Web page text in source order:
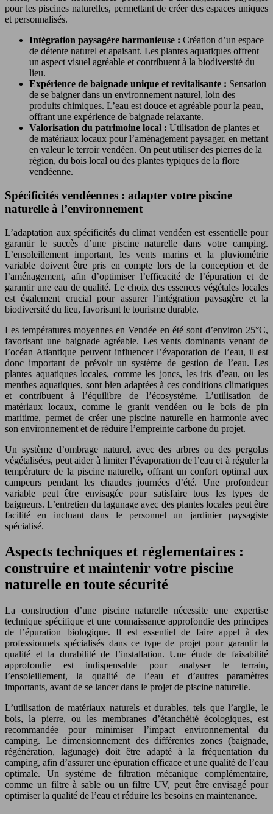
pour les piscines naturelles, permettant de créer des espaces uniques
et personnalisés.
Intégration paysagère harmonieuse : Création d’un espace
de détente naturel et apaisant. Les plantes aquatiques offrent
un aspect visuel agréable et contribuent à la biodiversité du
lieu.
Expérience de baignade unique et revitalisante : Sensation
de se baigner dans un environnement naturel, loin des
produits chimiques. L’eau est douce et agréable pour la peau,
offrant une expérience de baignade relaxante.
Valorisation du patrimoine local : Utilisation de plantes et
de matériaux locaux pour l’aménagement paysager, en mettant
en valeur le terroir vendéen. On peut utiliser des pierres de la
région, du bois local ou des plantes typiques de la flore
vendéenne.
Spécificités vendéennes : adapter votre piscine
naturelle à l’environnement
L’adaptation aux spécificités du climat vendéen est essentielle pour
garantir le succès d’une piscine naturelle dans votre camping.
L’ensoleillement important, les vents marins et la pluviométrie
variable doivent être pris en compte lors de la conception et de
l’aménagement, afin d’optimiser l’efficacité de l’épuration et de
garantir une eau de qualité. Le choix des essences végétales locales
est également crucial pour assurer l’intégration paysagère et la
biodiversité du lieu, favorisant le tourisme durable.
Les températures moyennes en Vendée en été sont d’environ 25°C,
favorisant une baignade agréable. Les vents dominants venant de
l’océan Atlantique peuvent influencer l’évaporation de l’eau, il est
donc important de prévoir un système de gestion de l’eau. Les
plantes aquatiques locales, comme les joncs, les iris d’eau, ou les
menthes aquatiques, sont bien adaptées à ces conditions climatiques
et contribuent à l’équilibre de l’écosystème. L’utilisation de
matériaux locaux, comme le granit vendéen ou le bois de pin
maritime, permet de créer une piscine naturelle en harmonie avec
son environnement et de réduire l’empreinte carbone du projet.
Un système d’ombrage naturel, avec des arbres ou des pergolas
végétalisées, peut aider à limiter l’évaporation de l’eau et à réguler la
température de la piscine naturelle, offrant un confort optimal aux
campeurs pendant les chaudes journées d’été. Une profondeur
variable peut être envisagée pour satisfaire tous les types de
baigneurs. L’entretien du lagunage avec des plantes locales peut être
facilité en incluant dans le personnel un jardinier paysagiste
spécialisé.
Aspects techniques et réglementaires :
construire et maintenir votre piscine
naturelle en toute sécurité
La construction d’une piscine naturelle nécessite une expertise
technique spécifique et une connaissance approfondie des principes
de l’épuration biologique. Il est essentiel de faire appel à des
professionnels spécialisés dans ce type de projet pour garantir la
qualité et la durabilité de l’installation. Une étude de faisabilité
approfondie est indispensable pour analyser le terrain,
l’ensoleillement, la qualité de l’eau et d’autres paramètres
importants, avant de se lancer dans le projet de piscine naturelle.
L’utilisation de matériaux naturels et durables, tels que l’argile, le
bois, la pierre, ou les membranes d’étanchéité écologiques, est
recommandée pour minimiser l’impact environnemental du
camping. Le dimensionnement des différentes zones (baignade,
régénération, lagunage) doit être adapté à la fréquentation du
camping, afin d’assurer une épuration efficace et une qualité de l’eau
optimale. Un système de filtration mécanique complémentaire,
comme un filtre à sable ou un filtre UV, peut être envisagé pour
optimiser la qualité de l’eau et réduire les besoins en maintenance.